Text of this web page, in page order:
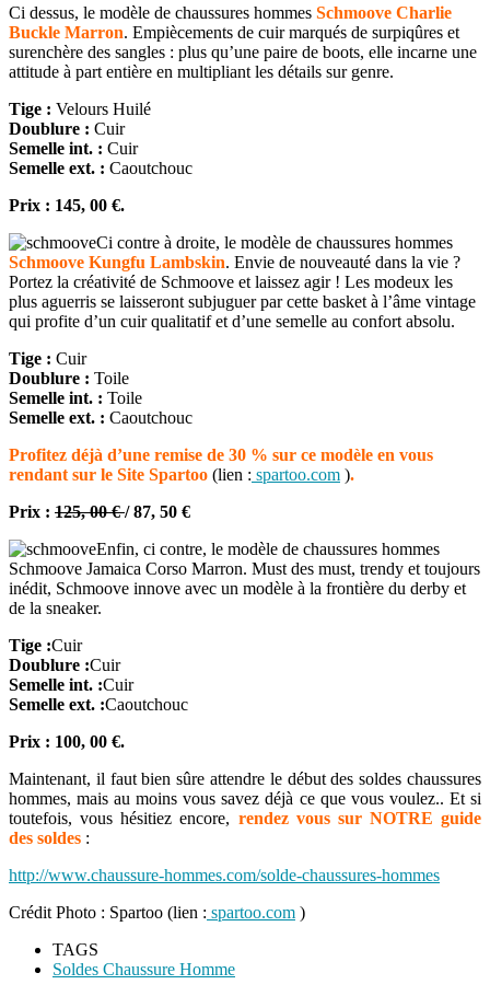
Ci dessus, le modèle de chaussures hommes Schmoove Charlie
Buckle Marron. Empiècements de cuir marqués de surpiqûres et
surenchère des sangles : plus qu’une paire de boots, elle incarne une
attitude à part entière en multipliant les détails sur genre.
Tige : Velours Huilé
Doublure : Cuir
Semelle int. : Cuir
Semelle ext. : Caoutchouc
Prix : 145, 00 €.
Ci contre à droite, le modèle de chaussures hommes
Schmoove Kungfu Lambskin. Envie de nouveauté dans la vie ?
Portez la créativité de Schmoove et laissez agir ! Les modeux les
plus aguerris se laisseront subjuguer par cette basket à l’âme vintage
qui profite d’un cuir qualitatif et d’une semelle au confort absolu.
Tige : Cuir
Doublure : Toile
Semelle int. : Toile
Semelle ext. : Caoutchouc
Profitez déjà d’une remise de 30 % sur ce modèle en vous
rendant sur le Site Spartoo (lien : spartoo.com ).
Prix : 125, 00 €/ 87, 50 €
Enfin, ci contre, le modèle de chaussures hommes
Schmoove Jamaica Corso Marron. Must des must, trendy et toujours
inédit, Schmoove innove avec un modèle à la frontière du derby et
de la sneaker.
Tige :Cuir
Doublure :Cuir
Semelle int. :Cuir
Semelle ext. :Caoutchouc
Prix : 100, 00 €.
Maintenant, il faut bien sûre attendre le début des soldes chaussures
hommes, mais au moins vous savez déjà ce que vous voulez.. Et si
toutefois, vous hésitiez encore, rendez vous sur NOTRE guide
des soldes :
http://www.chaussure-hommes.com/solde-chaussures-hommes
Crédit Photo : Spartoo (lien : spartoo.com )
TAGS
Soldes Chaussure Homme